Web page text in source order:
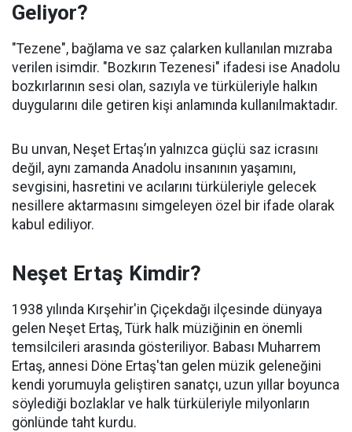
Geliyor?
"Tezene", bağlama ve saz çalarken kullanılan mızraba
verilen isimdir. "Bozkırın Tezenesi" ifadesi ise Anadolu
bozkırlarının sesi olan, sazıyla ve türküleriyle halkın
duygularını dile getiren kişi anlamında kullanılmaktadır.
Bu unvan, Neşet Ertaş’ın yalnızca güçlü saz icrasını
değil, aynı zamanda Anadolu insanının yaşamını,
sevgisini, hasretini ve acılarını türküleriyle gelecek
nesillere aktarmasını simgeleyen özel bir ifade olarak
kabul ediliyor.
Neşet Ertaş Kimdir?
1938 yılında Kırşehir'in Çiçekdağı ilçesinde dünyaya
gelen Neşet Ertaş, Türk halk müziğinin en önemli
temsilcileri arasında gösteriliyor. Babası Muharrem
Ertaş, annesi Döne Ertaş'tan gelen müzik geleneğini
kendi yorumuyla geliştiren sanatçı, uzun yıllar boyunca
söylediği bozlaklar ve halk türküleriyle milyonların
gönlünde taht kurdu.